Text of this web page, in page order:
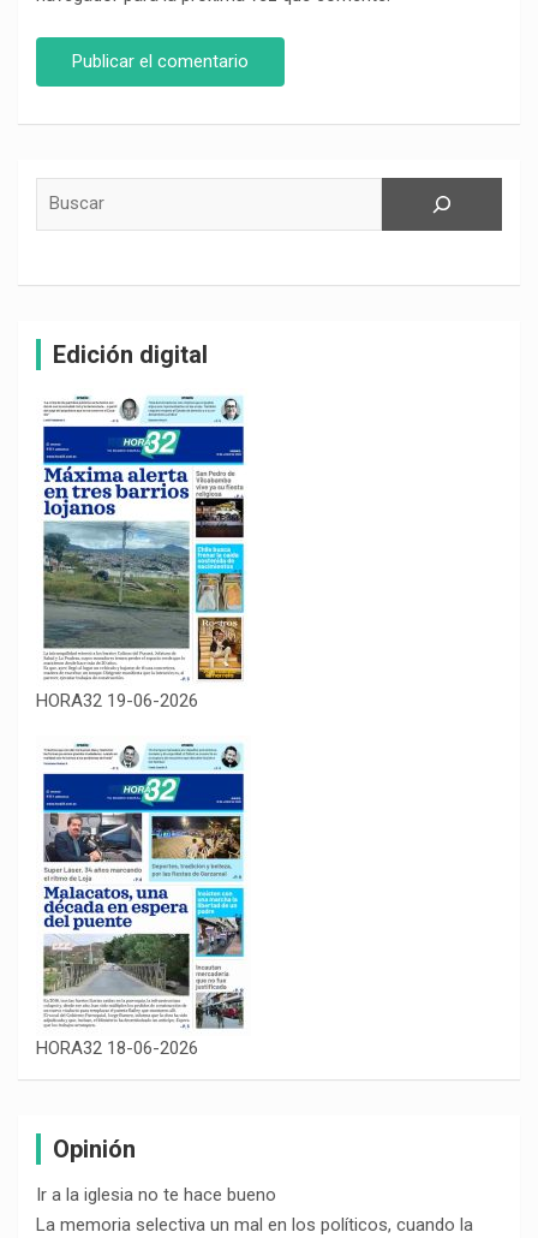
Edición digital
HORA32 19-06-2026
HORA32 18-06-2026
Opinión
Ir a la iglesia no te hace bueno
La memoria selectiva un mal en los políticos, cuando la